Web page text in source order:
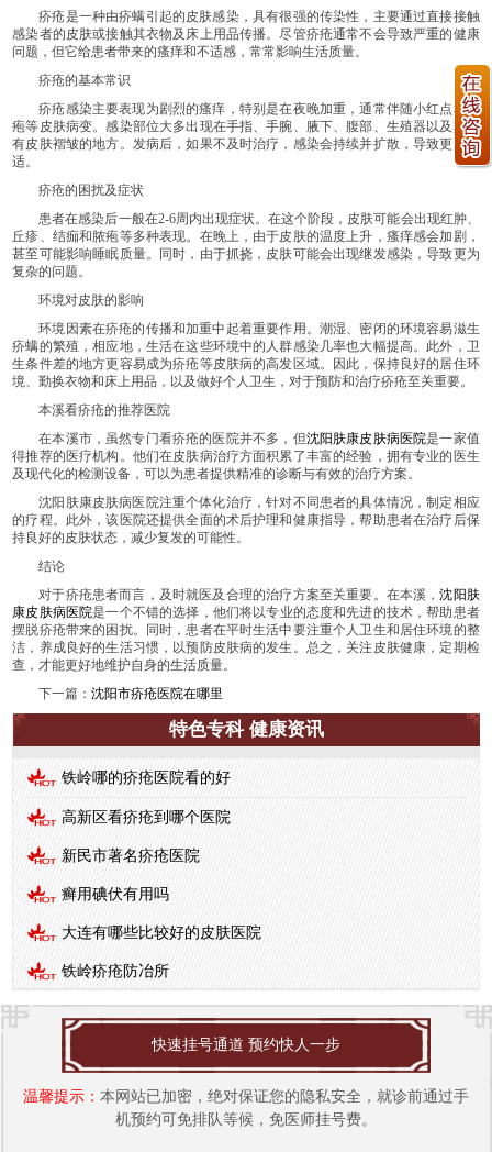
疥疮是一种由疥螨引起的皮肤感染，具有很强的传染性，主要通过直接接触
感染者的皮肤或接触其衣物及床上用品传播。尽管疥疮通常不会导致严重的健康
问题，但它给患者带来的瘙痒和不适感，常常影响生活质量。
疥疮的基本常识
疥疮感染主要表现为剧烈的瘙痒，特别是在夜晚加重，通常伴随小红点和脓
疱等皮肤病变。感染部位大多出现在手指、手腕、腋下、腹部、生殖器以及其他
有皮肤褶皱的地方。发病后，如果不及时治疗，感染会持续并扩散，导致更多不
适。
疥疮的困扰及症状
患者在感染后一般在2-6周内出现症状。在这个阶段，皮肤可能会出现红肿、
丘疹、结痂和脓疱等多种表现。在晚上，由于皮肤的温度上升，瘙痒感会加剧，
甚至可能影响睡眠质量。同时，由于抓挠，皮肤可能会出现继发感染，导致更为
复杂的问题。
环境对皮肤的影响
环境因素在疥疮的传播和加重中起着重要作用。潮湿、密闭的环境容易滋生
疥螨的繁殖，相应地，生活在这些环境中的人群感染几率也大幅提高。此外，卫
生条件差的地方更容易成为疥疮等皮肤病的高发区域。因此，保持良好的居住环
境、勤换衣物和床上用品，以及做好个人卫生，对于预防和治疗疥疮至关重要。
本溪看疥疮的推荐医院
在本溪市，虽然专门看疥疮的医院并不多，但沈阳肤康皮肤病医院是一家值
得推荐的医疗机构。他们在皮肤病治疗方面积累了丰富的经验，拥有专业的医生
及现代化的检测设备，可以为患者提供精准的诊断与有效的治疗方案。
沈阳肤康皮肤病医院注重个体化治疗，针对不同患者的具体情况，制定相应
的疗程。此外，该医院还提供全面的术后护理和健康指导，帮助患者在治疗后保
持良好的皮肤状态，减少复发的可能性。
结论
对于疥疮患者而言，及时就医及合理的治疗方案至关重要。在本溪，沈阳肤
康皮肤病医院是一个不错的选择，他们将以专业的态度和先进的技术，帮助患者
摆脱疥疮带来的困扰。同时，患者在平时生活中要注重个人卫生和居住环境的整
洁，养成良好的生活习惯，以预防皮肤病的发生。总之，关注皮肤健康，定期检
查，才能更好地维护自身的生活质量。
下一篇：沈阳市疥疮医院在哪里
特色专科 健康资讯
铁岭哪的疥疮医院看的好
高新区看疥疮到哪个医院
新民市著名疥疮医院
癣用碘伏有用吗
大连有哪些比较好的皮肤医院
铁岭疥疮防冶所
快速挂号通道 预约快人一步
温馨提示： 本网站已加密，绝对保证您的隐私安全，就诊前通过手
机预约可免排队等候，免医师挂号费。